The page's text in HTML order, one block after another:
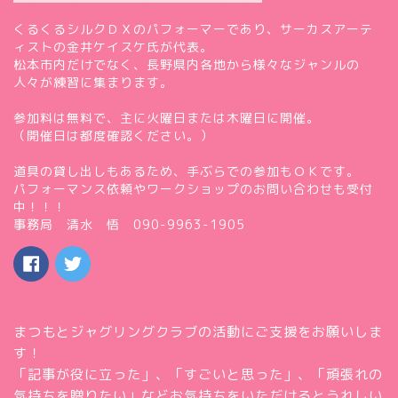
くるくるシルクＤＸのパフォーマーであり、サーカスアーテ
ィストの金井ケイスケ氏が代表。
松本市内だけでなく、長野県内各地から様々なジャンルの
人々が練習に集まります。
参加料は無料で、主に火曜日または木曜日に開催。
（開催日は都度確認ください。）
道具の貸し出しもあるため、手ぶらでの参加もＯＫです。
パフォーマンス依頼やワークショップのお問い合わせも受付
中！！！
事務局 清水 悟 090-9963-1905
まつもとジャグリングクラブの活動にご支援をお願いしま
す！
「記事が役に立った」、「すごいと思った」、「頑張れの